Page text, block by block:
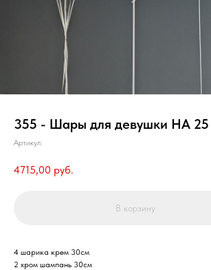
355 - Шары для девушки НА
Артикул:
4715,00 руб.
В корзину
4 шарика крем 30см
2 хром шампань 30см